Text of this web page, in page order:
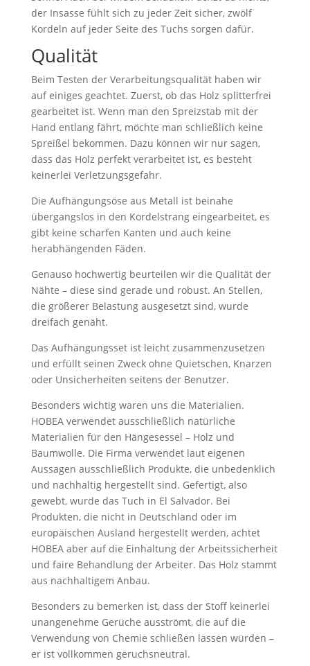
der Insasse fühlt sich zu jeder Zeit sicher, zwölf
Kordeln auf jeder Seite des Tuchs sorgen dafür.
Qualität
Beim Testen der Verarbeitungsqualität haben wir
auf einiges geachtet. Zuerst, ob das Holz splitterfrei
gearbeitet ist. Wenn man den Spreizstab mit der
Hand entlang fährt, möchte man schließlich keine
Spreißel bekommen. Dazu können wir nur sagen,
dass das Holz perfekt verarbeitet ist, es besteht
keinerlei Verletzungsgefahr.
Die Aufhängungsöse aus Metall ist beinahe
übergangslos in den Kordelstrang eingearbeitet, es
gibt keine scharfen Kanten und auch keine
herabhängenden Fäden.
Genauso hochwertig beurteilen wir die Qualität der
Nähte – diese sind gerade und robust. An Stellen,
die größerer Belastung ausgesetzt sind, wurde
dreifach genäht.
Das Aufhängungsset ist leicht zusammenzusetzen
und erfüllt seinen Zweck ohne Quietschen, Knarzen
oder Unsicherheiten seitens der Benutzer.
Besonders wichtig waren uns die Materialien.
HOBEA verwendet ausschließlich natürliche
Materialien für den Hängesessel – Holz und
Baumwolle. Die Firma verwendet laut eigenen
Aussagen ausschließlich Produkte, die unbedenklich
und nachhaltig hergestellt sind. Gefertigt, also
gewebt, wurde das Tuch in El Salvador. Bei
Produkten, die nicht in Deutschland oder im
europäischen Ausland hergestellt werden, achtet
HOBEA aber auf die Einhaltung der Arbeitssicherheit
und faire Behandlung der Arbeiter. Das Holz stammt
aus nachhaltigem Anbau.
Besonders zu bemerken ist, dass der Stoff keinerlei
unangenehme Gerüche ausströmt, die auf die
Verwendung von Chemie schließen lassen würden –
er ist vollkommen geruchsneutral.